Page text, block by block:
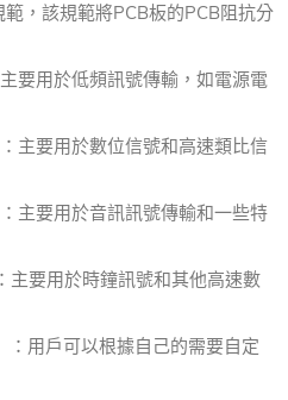
，該規範將PCB板的PCB阻抗分
要用於低頻訊號傳輸，如電源電
主要用於數位信號和高速類比信
主要用於音訊訊號傳輸和一些特
要用於時鐘訊號和其他高速數
：用戶可以根據自己的需要自定